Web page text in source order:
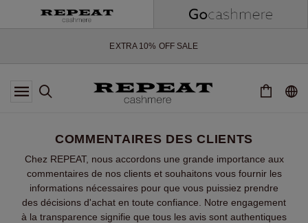
*CETTE OFFRE EST VALABLE JUSQU'AU 12 AOÛT 2026
*NON VALABLE SUR LIMITED EDITION
*EXCEPTIONS PEUVENT S'APPLIQUER
SAISON À VENIR
COMMENTAIRES DES CLIENTS
Chez REPEAT, nous accordons une grande importance aux
commentaires de nos clients et souhaitons vous fournir les
informations nécessaires pour que vous puissiez prendre
des décisions d'achat en toute confiance. Notre engagement
à la transparence signifie que tous les avis sont authentiques